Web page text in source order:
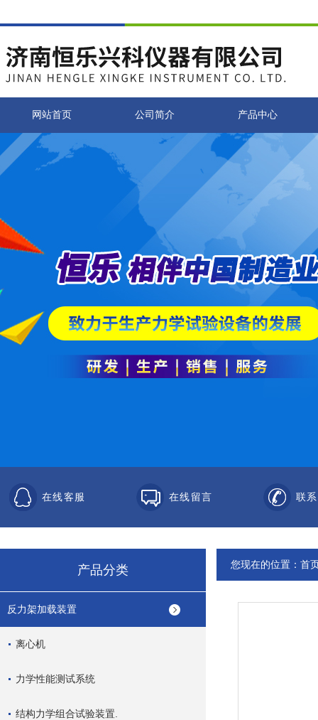
网站首页 公司简介 产品中心
在线客服 在线留言 联
产品分类
反力架加载装置
离心机
力学性能测试系统
结构力学组合试验装置.
您现在的位置： 首